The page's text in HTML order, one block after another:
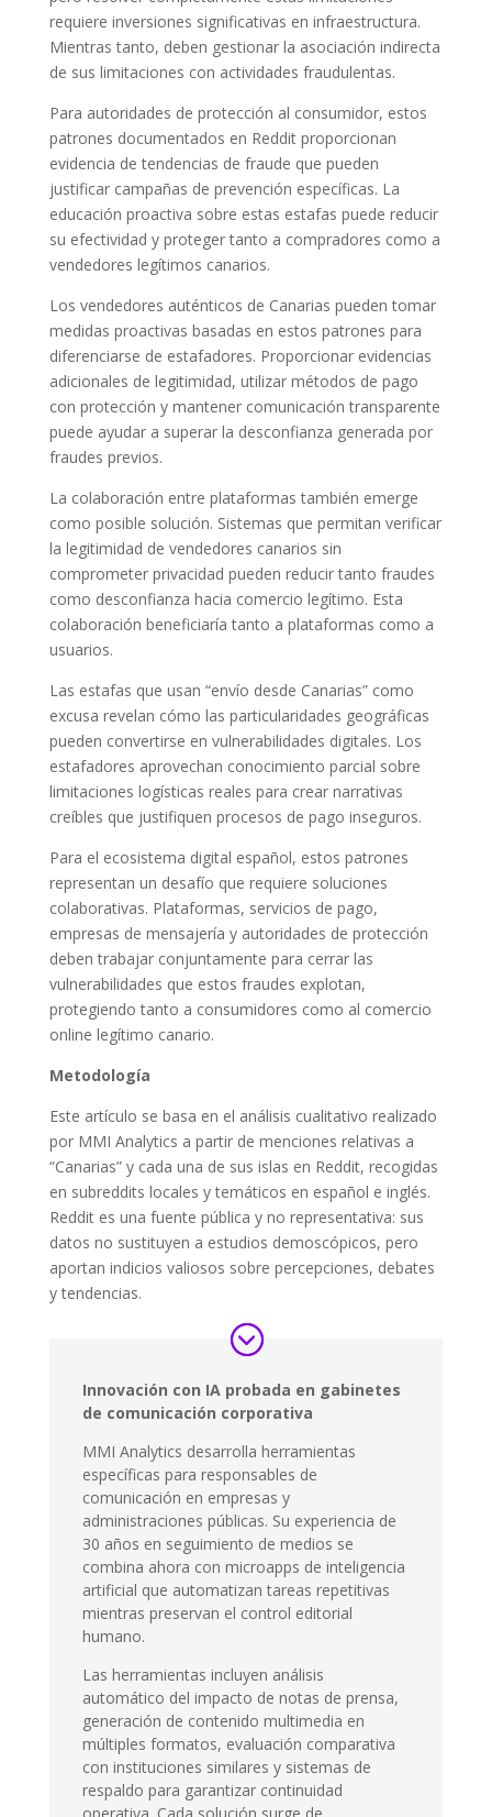
requiere inversiones significativas en infraestructura.
Mientras tanto, deben gestionar la asociación indirecta
de sus limitaciones con actividades fraudulentas.
Para autoridades de protección al consumidor, estos
patrones documentados en Reddit proporcionan
evidencia de tendencias de fraude que pueden
justificar campañas de prevención específicas. La
educación proactiva sobre estas estafas puede reducir
su efectividad y proteger tanto a compradores como a
vendedores legítimos canarios.
Los vendedores auténticos de Canarias pueden tomar
medidas proactivas basadas en estos patrones para
diferenciarse de estafadores. Proporcionar evidencias
adicionales de legitimidad, utilizar métodos de pago
con protección y mantener comunicación transparente
puede ayudar a superar la desconfianza generada por
fraudes previos.
La colaboración entre plataformas también emerge
como posible solución. Sistemas que permitan verificar
la legitimidad de vendedores canarios sin
comprometer privacidad pueden reducir tanto fraudes
como desconfianza hacia comercio legítimo. Esta
colaboración beneficiaría tanto a plataformas como a
usuarios.
Las estafas que usan “envío desde Canarias” como
excusa revelan cómo las particularidades geográficas
pueden convertirse en vulnerabilidades digitales. Los
estafadores aprovechan conocimiento parcial sobre
limitaciones logísticas reales para crear narrativas
creíbles que justifiquen procesos de pago inseguros.
Para el ecosistema digital español, estos patrones
representan un desafío que requiere soluciones
colaborativas. Plataformas, servicios de pago,
empresas de mensajería y autoridades de protección
deben trabajar conjuntamente para cerrar las
vulnerabilidades que estos fraudes explotan,
protegiendo tanto a consumidores como al comercio
online legítimo canario.
Metodología
Este artículo se basa en el análisis cualitativo realizado
por MMI Analytics a partir de menciones relativas a
“Canarias” y cada una de sus islas en Reddit, recogidas
en subreddits locales y temáticos en español e inglés.
Reddit es una fuente pública y no representativa: sus
datos no sustituyen a estudios demoscópicos, pero
aportan indicios valiosos sobre percepciones, debates
y tendencias.
Innovación con IA probada en gabinetes
de comunicación corporativa
MMI Analytics desarrolla herramientas
específicas para responsables de
comunicación en empresas y
administraciones públicas. Su experiencia de
30 años en seguimiento de medios se
combina ahora con microapps de inteligencia
artificial que automatizan tareas repetitivas
mientras preservan el control editorial
humano.
Las herramientas incluyen análisis
automático del impacto de notas de prensa,
generación de contenido multimedia en
múltiples formatos, evaluación comparativa
con instituciones similares y sistemas de
respaldo para garantizar continuidad